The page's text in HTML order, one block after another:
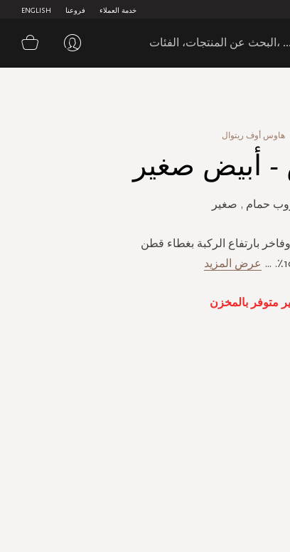
ENGLISH فروعنا خدمة العملاء
سلة
هاوس أوف ريتوال
أبيض صغير
حمام , صغير
بارتفاع الركبة بغطاء قطن
... عرض المزيد
متوفر بالمخزن